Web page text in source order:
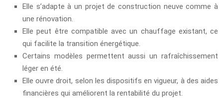
Elle s’adapte à un projet de construction neuve comme à
une rénovation.
Elle peut être compatible avec un chauffage existant, ce
qui facilite la transition énergétique.
Certains modèles permettent aussi un rafraîchissement
léger en été.
Elle ouvre droit, selon les dispositifs en vigueur, à des aides
financières qui améliorent la rentabilité du projet.